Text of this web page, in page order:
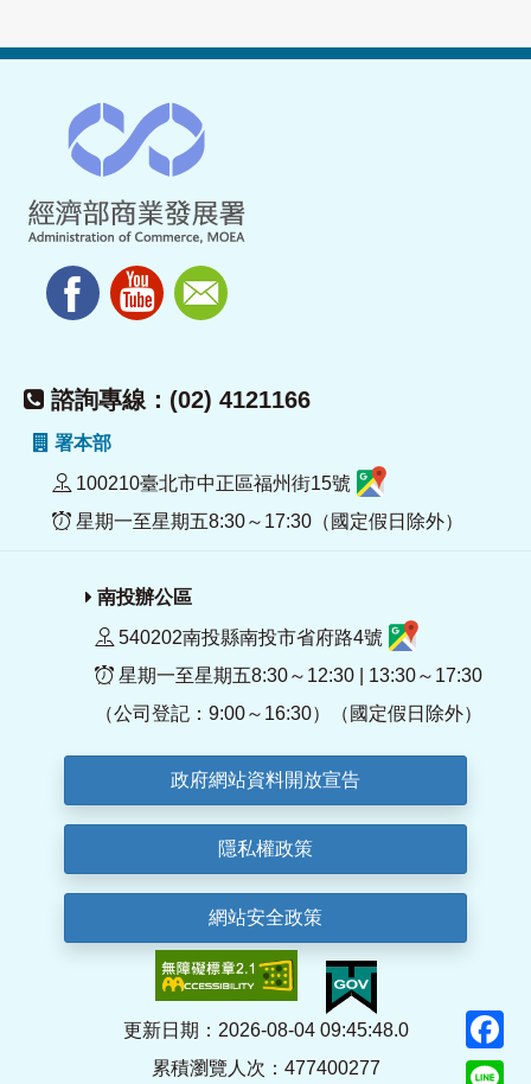
諮詢專線：(02) 4121166
署本部
100210臺北市中正區福州街15號
星期一至星期五8:30～17:30（國定假日除外）
南投辦公區
540202南投縣南投市省府路4號
星期一至星期五8:30～12:30 | 13:30～17:30
（公司登記：9:00～16:30）（國定假日除外）
政府網站資料開放宣告
隱私權政策
網站安全政策
更新日期：2026-08-04 09:45:48.0
累積瀏覽人次：477400277